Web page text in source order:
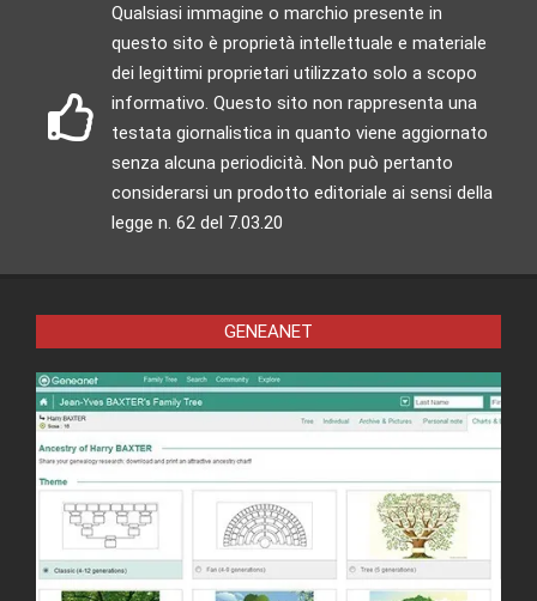
Qualsiasi immagine o marchio presente in
questo sito è proprietà intellettuale e materiale
dei legittimi proprietari utilizzato solo a scopo
informativo. Questo sito non rappresenta una
testata giornalistica in quanto viene aggiornato
senza alcuna periodicità. Non può pertanto
considerarsi un prodotto editoriale ai sensi della
legge n. 62 del 7.03.20
GENEANET